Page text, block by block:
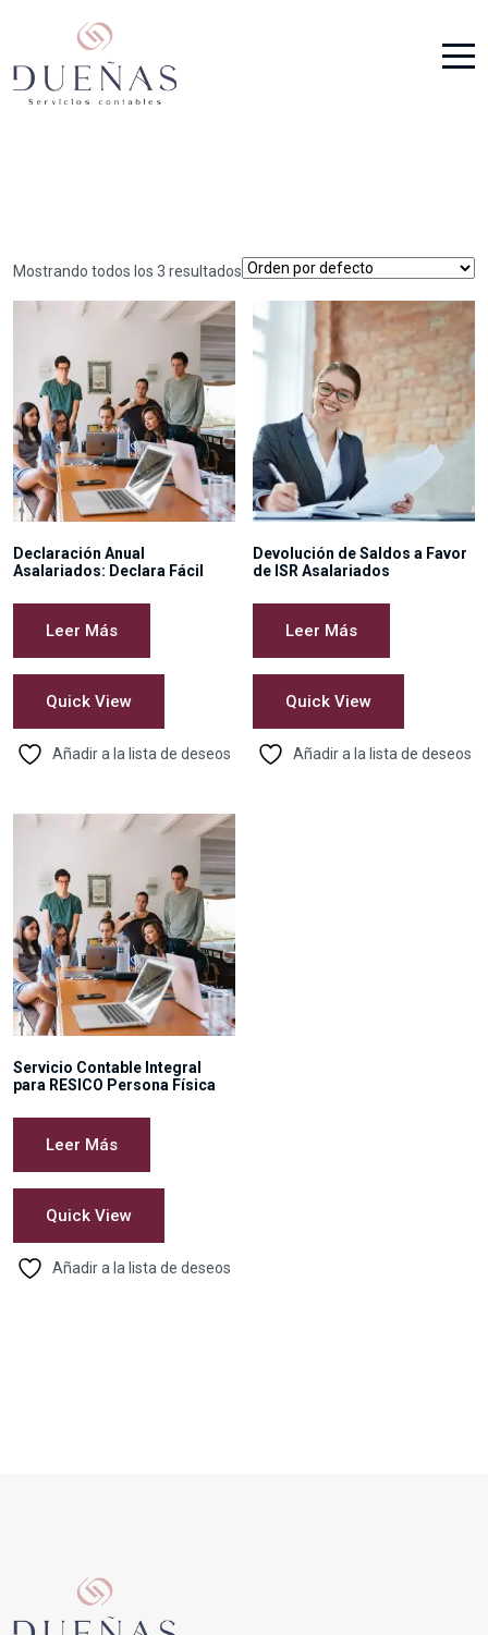
Mostrando todos los 3 resultados
Declaración Anual
Asalariados: Declara Fácil
Leer Más
Quick View
Añadir a la lista de deseos
Devolución de Saldos a Favor
de ISR Asalariados
Leer Más
Quick View
Añadir a la lista de deseos
Servicio Contable Integral
para RESICO Persona Física
Leer Más
Quick View
Añadir a la lista de deseos